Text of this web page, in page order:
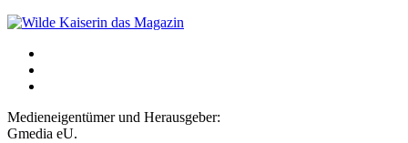
Medieneigentümer und Herausgeber:
Gmedia eU.